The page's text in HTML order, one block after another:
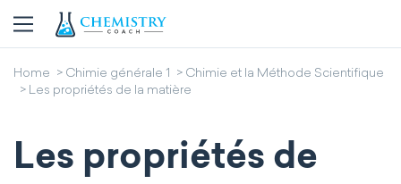
Home Chimie générale 1
Chimie et la Méthode Scientifique
Les propriétés de la matière
Les propriétés de